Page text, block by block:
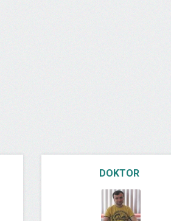
DOKTOR